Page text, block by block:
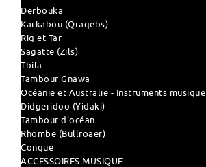
Derbouka
Karkabou (Qraqebs)
Riq et Tar
Sagatte (Zils)
Tbila
Tambour Gnawa
Océanie et Australie - Instruments musique
Didgeridoo (Yidaki)
Tambour d'océan
Rhombe (Bullroaer)
Conque
ACCESSOIRES MUSIQUE